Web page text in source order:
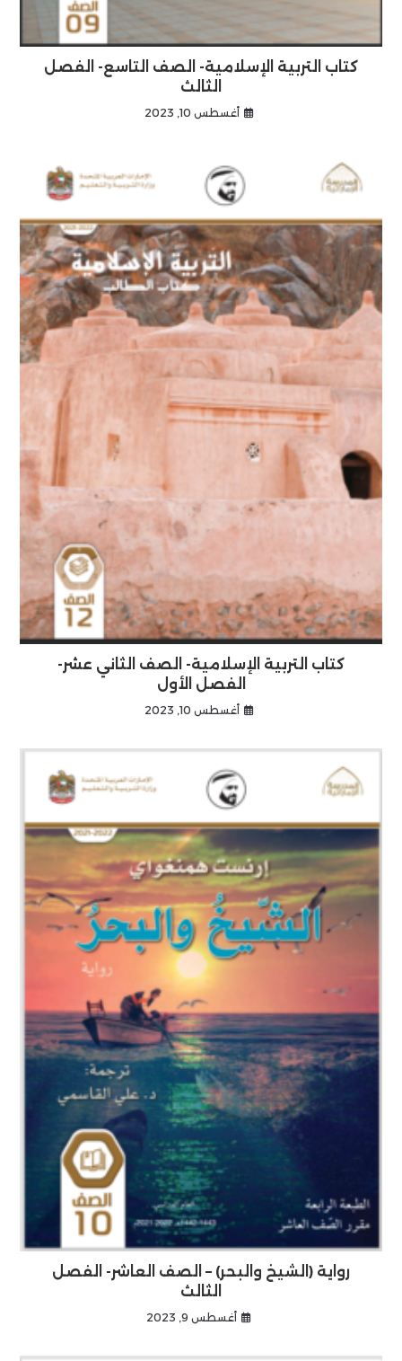
كتاب التربية الإسلامية- الصف التاسع- الفصل
الثالث
أغسطس 10, 2023
كتاب التربية الإسلامية- الصف الثاني عشر-
الفصل الأول
أغسطس 10, 2023
رواية (الشيخ والبحر) – الصف العاشر- الفصل
الثالث
أغسطس 9, 2023